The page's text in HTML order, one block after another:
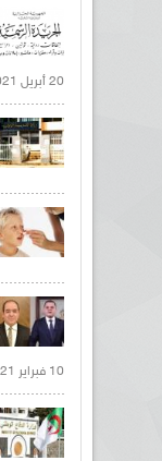
20 أبريل 2021 |
10 فبراير 2021 |